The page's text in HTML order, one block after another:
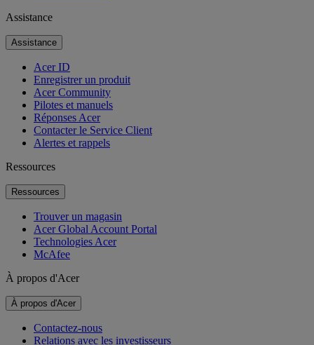
Assistance
Assistance
Acer ID
Enregistrer un produit
Acer Community
Pilotes et manuels
Réponses Acer
Contacter le Service Client
Alertes et rappels
Ressources
Ressources
Trouver un magasin
Acer Global Account Portal
Technologies Acer
McAfee
À propos d'Acer
À propos d'Acer
Contactez-nous
Relations avec les investisseurs